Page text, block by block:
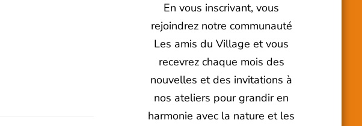
En vous inscrivant, vous
rejoindrez notre communauté
Les amis du Village et vous
recevrez chaque mois des
nouvelles et des invitations à
nos ateliers pour grandir en
harmonie avec la nature et les